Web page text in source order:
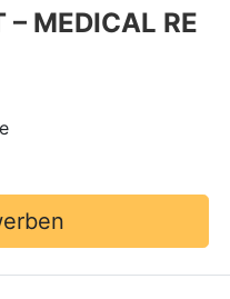
– MEDICAL RE